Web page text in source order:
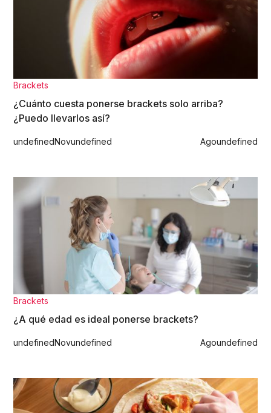
Brackets
¿Cuánto cuesta ponerse brackets solo arriba?
¿Puedo llevarlos así?
undefinedNovundefined Agoundefined
Brackets
¿A qué edad es ideal ponerse brackets?
undefinedNovundefined Agoundefined